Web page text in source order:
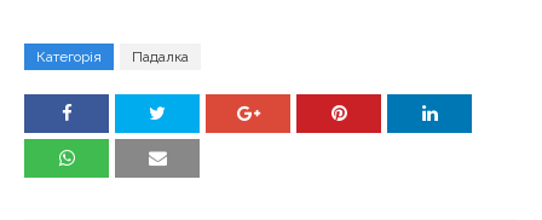
Категорія Падалка